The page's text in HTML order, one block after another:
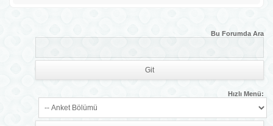
Bu Forumda Ara
Hızlı Menü: